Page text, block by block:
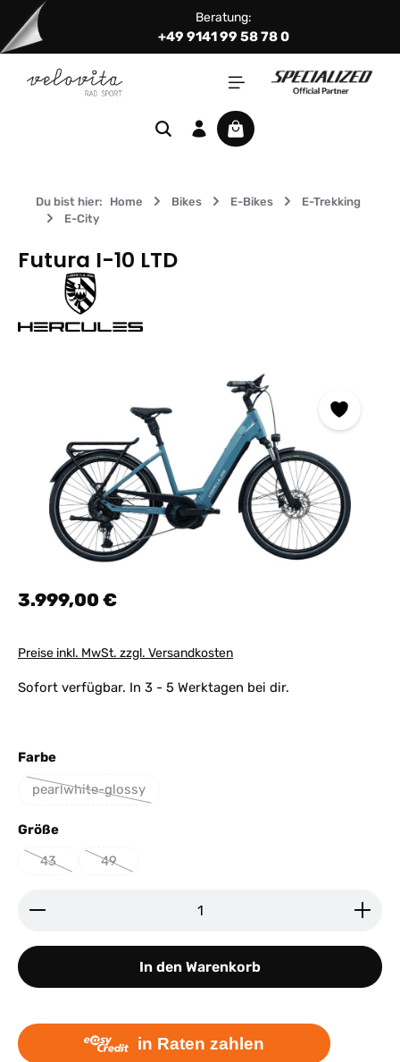
Zum Hauptinhalt springen Beratung:
+49 9141 99 58 78 0
Warenkorb enthält 0
Du bist hier: Home Bikes E-Bikes
E-Trekking
E-City
Futura I-10 LTD
Regulärer Preis:
3.999,00 €
Preise inkl. MwSt. zzgl. Versandkosten
Sofort verfügbar. In 3 - 5 Werktagen bei dir.
Farbeauswählen
pearlwhite-glossy
(Diese Option ist zurzeit nicht verfügbar.)
Größeauswählen
43
(Diese Option ist zurzeit nicht verfügbar.)
49
(Diese Option ist zurzeit nicht verfügbar.)
Produkt Anzahl: Gib den gewünschten Wert ein
In den Warenkorb